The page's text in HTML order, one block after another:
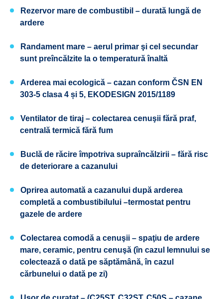
Rezervor mare de combustibil – durată lungă de
ardere
Randament mare – aerul primar şi cel secundar
sunt preîncălzite la o temperatură înaltă
Arderea mai ecologică – cazan conform ČSN EN
303-5 clasa 4 și 5, EKODESIGN 2015/1189
Ventilator de tiraj – colectarea cenuşii fără praf,
centrală termică fără fum
Buclă de răcire împotriva supraîncălzirii – fără risc
de deteriorare a cazanului
Oprirea automată a cazanului după arderea
completă a combustibilului –termostat pentru
gazele de ardere
Colectarea comodă a cenuşii – spaţiu de ardere
mare, ceramic, pentru cenuşă (în cazul lemnului se
colectează o dată pe săptămână, în cazul
cărbunelui o dată pe zi)